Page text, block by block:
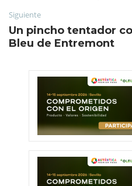
Siguiente
Un pincho tentador
Bleu de Entremont